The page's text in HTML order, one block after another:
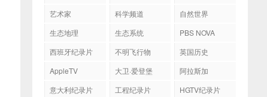
艺术家
科学频道
自然世界
生态地理
生态系统
PBS NOVA
西班牙纪录片
不明飞行物
英国历史
AppleTV
大卫·爱登堡
阿拉斯加
意大利纪录片
工程纪录片
HGTV纪录片